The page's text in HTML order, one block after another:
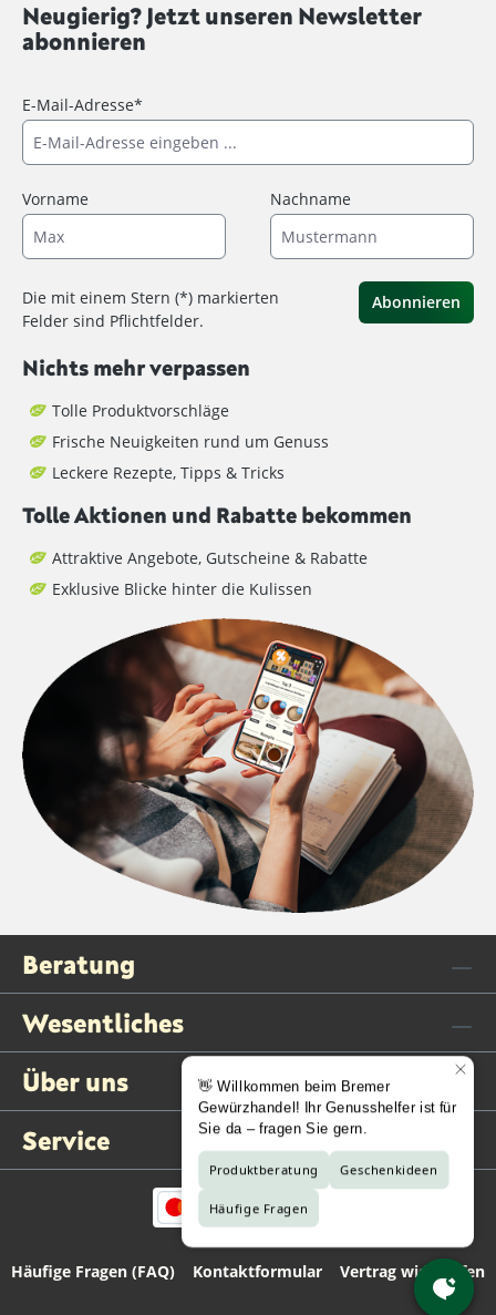
Neugierig? Jetzt unseren Newsletter
abonnieren
E-Mail-Adresse*
Vorname Nachname
Die mit einem Stern (*) markierten
Felder sind Pflichtfelder.
Abonnieren
Nichts mehr verpassen
Tolle Produktvorschläge
Frische Neuigkeiten rund um Genuss
Leckere Rezepte, Tipps & Tricks
Tolle Aktionen und Rabatte bekommen
Attraktive Angebote, Gutscheine & Rabatte
Exklusive Blicke hinter die Kulissen
Beratung
Wesentliches
Über uns
Service
Häufige Fragen (FAQ) Kontaktformular Vertrag widerrufen